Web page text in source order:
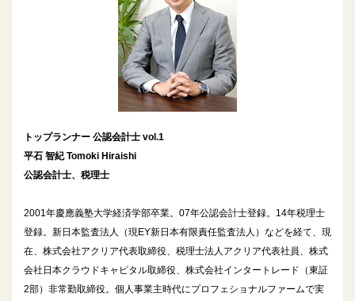
トップランナー 公認会計士 vol.1
平石 智紀 Tomoki Hiraishi
公認会計士、税理士
2001年慶應義塾大学経済学部卒業。07年公認会計士登録。14年税理士
登録。新日本監査法人（現EY新日本有限責任監査法人）などを経て、現
在、株式会社アクリア代表取締役、税理士法人アクリア代表社員、株式
会社日本クラウドキャピタル取締役、株式会社インタートレード（東証
2部）非常勤取締役。個人事業主時代にプロフェショナルファームで実